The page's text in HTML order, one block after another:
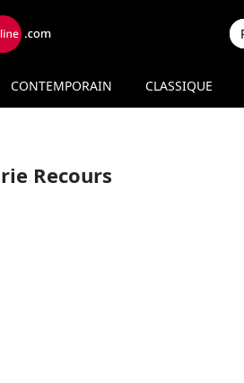
CONTEMPORAIN CLASSIQUE
Recours